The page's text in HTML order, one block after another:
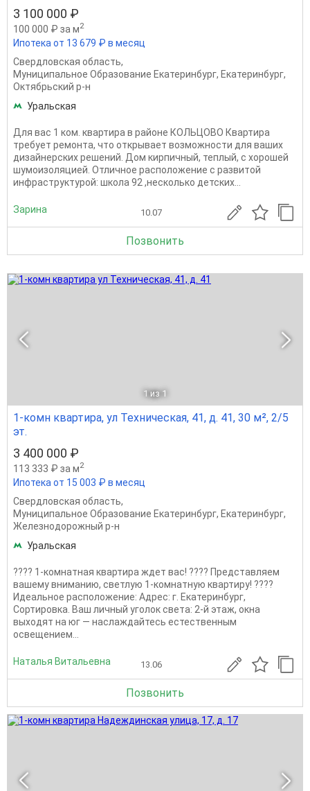
3 100 000 ₽
100 000 ₽ за м2
Ипотека от 13 679 ₽ в месяц
Свердловская область,
Муниципальное Образование Екатеринбург, Екатеринбург,
Октябрьский р-н
Уральская
Для вас 1 ком. квартира в районе КОЛЬЦОВО Квартира
требует ремонта, что открывает возможности для ваших
дизайнерских решений. Дом кирпичный, теплый, с хорошей
шумоизоляцией. Отличное расположение с развитой
инфраструктурой: школа 92 ,несколько детских...
Зарина 10.07
Позвонить
1 из 1
1-комн квартира, ул Техническая, 41, д. 41, 30 м², 2/5
эт.
3 400 000 ₽
113 333 ₽ за м2
Ипотека от 15 003 ₽ в месяц
Свердловская область,
Муниципальное Образование Екатеринбург, Екатеринбург,
Железнодорожный р-н
Уральская
???? 1-комнатная квартира ждет вас! ???? Представляем
вашему вниманию, светлую 1-комнатную квартиру! ????
Идеальное расположение: Адрес: г. Екатеринбург,
Сортировка. Ваш личный уголок света: 2-й этаж, окна
выходят на юг — наслаждайтесь естественным
освещением...
Наталья Витальевна 13.06
Позвонить